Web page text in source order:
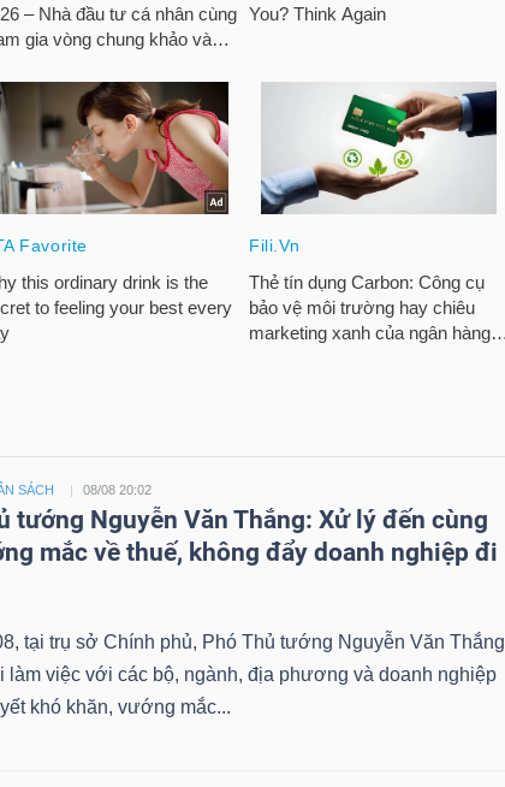
SÁCH 08/08 20:02
tướng Nguyễn Văn Thắng: Xử lý đến cùng
mắc về thuế, không đẩy doanh nghiệp đi
tại trụ sở Chính phủ, Phó Thủ tướng Nguyễn Văn Thắng
làm việc với các bộ, ngành, địa phương và doanh nghiệp
khó khăn, vướng mắc...